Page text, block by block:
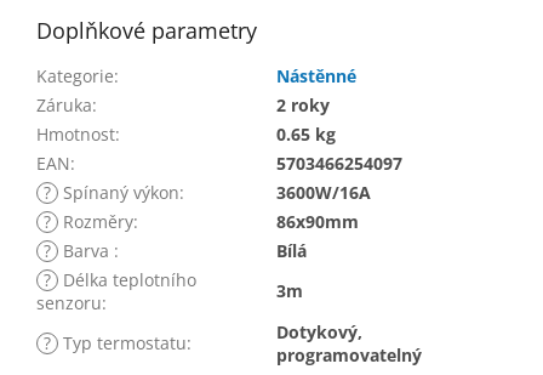
Doplňkové parametry
Kategorie:
Nástěnné
Záruka:
2 roky
Hmotnost:
0.65 kg
EAN:
5703466254097
? Spínaný výkon:
3600W/16A
? Rozměry:
86x90mm
? Barva :
Bílá
? Délka teplotního
senzoru:
3m
? Typ termostatu:
Dotykový,
programovatelný